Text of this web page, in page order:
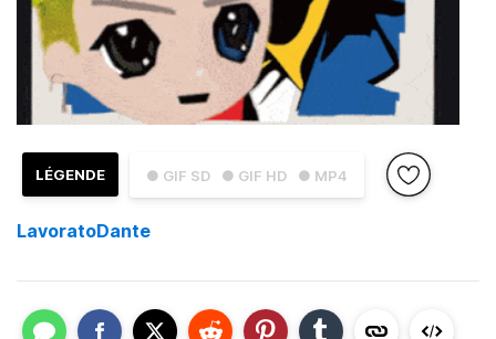
● GIF SD ● GIF HD ● MP4
LÉGENDE
LavoratoDante